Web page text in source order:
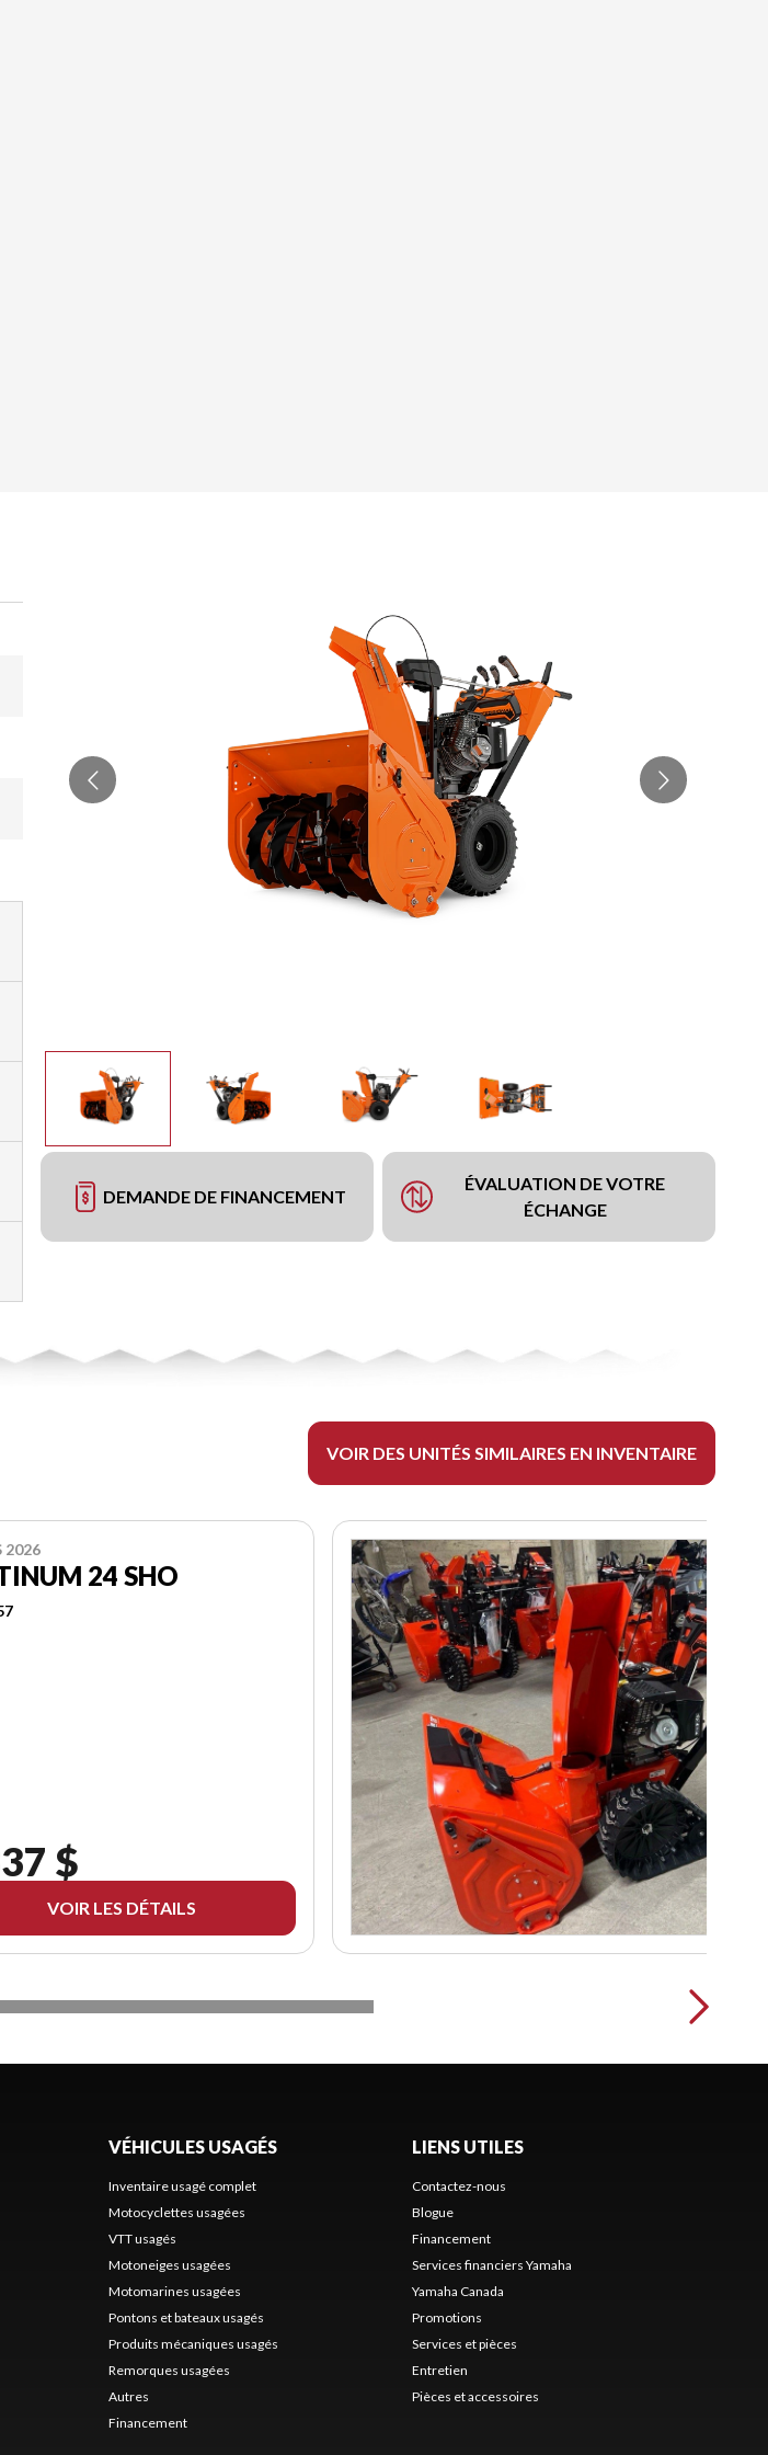
DEMANDE DE FINANCEMENT
ÉVALUATION DE VOTRE
ÉCHANGE
VOIR DES UNITÉS SIMILAIRES EN INVENTAIRE
2026
24 SHO
$
VOIR LES DÉTAILS
VÉHICULES USAGÉS
Inventaire usagé complet
Motocyclettes usagées
VTT usagés
Motoneiges usagées
Motomarines usagées
Pontons et bateaux usagés
Produits mécaniques usagés
Remorques usagées
Autres
Financement
LIENS UTILES
Contactez-nous
Blogue
Financement
Services financiers Yamaha
Yamaha Canada
Promotions
Services et pièces
Entretien
Pièces et accessoires